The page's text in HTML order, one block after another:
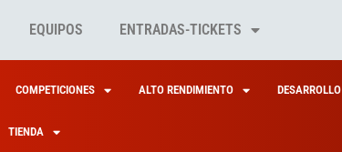
EQUIPOS ENTRADAS-TICKETS
COMPETICIONES ALTO RENDIMIENTO DESARROLLO
TIENDA